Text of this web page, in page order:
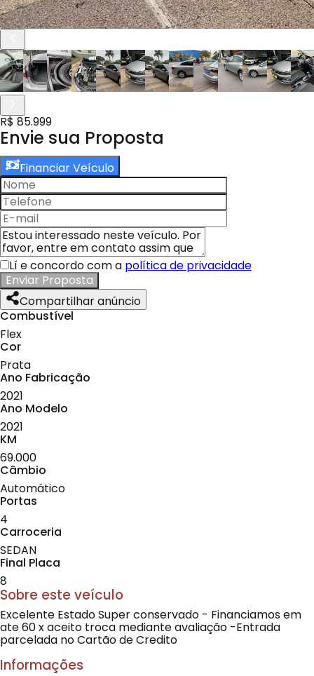
R$ 85.999
Envie sua Proposta
Financiar Veículo
Lí e concordo com a política de privacidade
Enviar Proposta
Compartilhar anúncio
Combustível
Flex
Cor
Prata
Ano Fabricação
2021
Ano Modelo
2021
KM
69.000
Câmbio
Automático
Portas
4
Carroceria
SEDAN
Final Placa
8
Sobre este veículo
Excelente Estado Super conservado - Financiamos em
ate 60 x aceito troca mediante avaliação -Entrada
parcelada no Cartão de Credito
Informações